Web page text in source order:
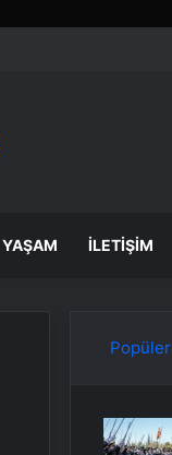
YAŞAM İLETIŞIM
Popüler